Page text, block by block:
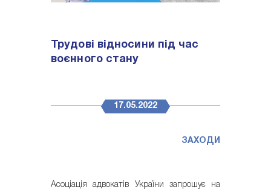
Трудові відносини під час
воєнного стану
17.05.2022
ЗАХОДИ
Асоціація адвокатів України запрошує на